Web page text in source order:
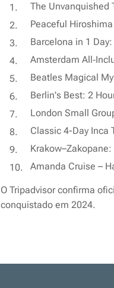
The Unvanquished
Peaceful
Barcelona in 1
Amsterdam
Beatles Magical
Berlin's Best: 2
London Small
Classic 4-Day Inca
Amanda Cruise –
O Tripadvisor confirma
conquistado em 2024.